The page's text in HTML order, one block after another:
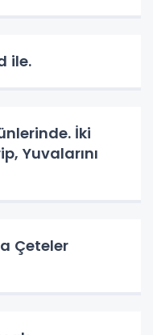
ile.
İki
Yuvalarını
Çeteler